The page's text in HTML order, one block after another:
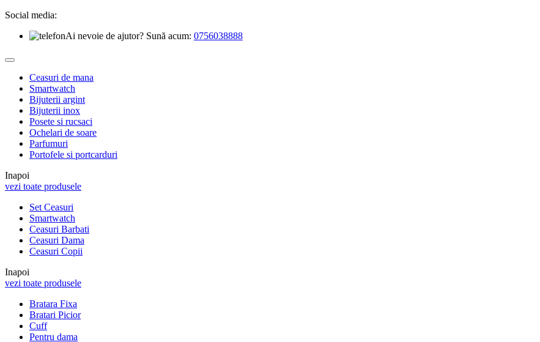
Social media:
Ai nevoie de ajutor? Sună acum: 0756038888
Ceasuri de mana
Smartwatch
Bijuterii argint
Bijuterii inox
Posete si rucsaci
Ochelari de soare
Parfumuri
Portofele si portcarduri
Inapoi
vezi toate produsele
Set Ceasuri
Smartwatch
Ceasuri Barbati
Ceasuri Dama
Ceasuri Copii
Inapoi
vezi toate produsele
Bratara Fixa
Bratari Picior
Cuff
Pentru dama